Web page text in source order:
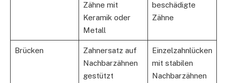
Zähne mit
Keramik oder
Metall
beschädigte
Zähne
Brücken
Zahnersatz auf
Nachbarzähnen
gestützt
Einzelzahnlücken
mit stabilen
Nachbarzähnen